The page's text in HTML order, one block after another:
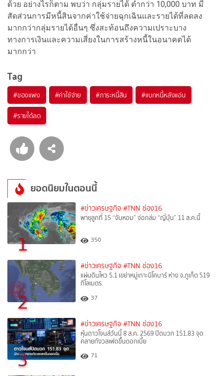
ด้วย อย่างไรก็ตาม พบว่า กลุ่มรายได้ ต่ำกว่า 10,000 บาท มี
สัดส่วนการมีหนี้สินจากค่าใช้จ่ายฉุกเฉินและรายได้ที่ลดลง
มากกว่ากลุ่มรายได้อื่นๆ ซึ่งสะท้อนถึงความเปราะบาง
ทางการเงินและความเสี่ยงในการสร้างหนี้ในอนาคตได้
มากกว่า
Tag
#ของแพง #ค่าใช้จ่าย #ภาระหนี้สิน #แบกหนี้หลังแอ่น
#รายได้ลด
ยอดนิยมในตอนนี้
1
#ข่าวเศรษฐกิจ #TNN ช่อง16
พายุลูกที่ 15 “จันหอม” จ่อถล่ม “ญี่ปุ่น” 11 ส.ค.นี้
350
2
#ข่าวเศรษฐกิจ #TNN ช่อง16
แผ่นดินไหว 5.1 เขย่าหมู่เกาะนิโคบาร์ ห่าง จ.ภูเก็ต 519
กิโลเมตร
37
3
#ข่าวเศรษฐกิจ #TNN ช่อง16
หุ้นดาวโจนส์วันนี้ 8 ส.ค. 2569 ปิดบวก 151.83 จุด
คลายกังวลเฟดขึ้นดอกเบี้ย
71